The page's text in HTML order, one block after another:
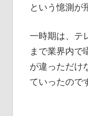
という憶測が
一時期は、テ
まで業界内で
が違っただけ
ていったので